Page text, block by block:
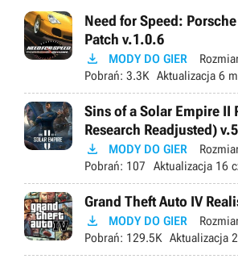
Need for Speed: Porsche
Patch v.1.0.6
 MODY DO GIER
Pobrań: 3.3K Aktualizacja 6
Sins of a Solar Empire II
Research Readjusted)
 MODY DO GIER
Pobrań: 107 Aktualizacja 16
Grand Theft Auto IV
 MODY DO GIER
Pobrań: 129.5K Aktualizacja